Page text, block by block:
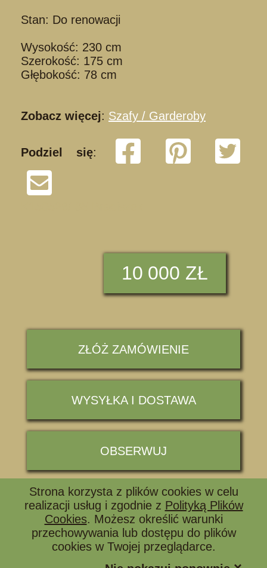
Stan: Do renowacji
Wysokość: 230 cm
Szerokość: 175 cm
Głębokość: 78 cm
Zobacz więcej: Szafy / Garderoby
Podziel się:
10 000 ZŁ
ZŁÓŻ ZAMÓWIENIE
WYSYŁKA I DOSTAWA
OBSERWUJ
📞 ZADZWOŃ I ZAPYTAJ
Strona korzysta z plików cookies w celu
realizacji usług i zgodnie z Polityką Plików
Cookies. Możesz określić warunki
przechowywania lub dostępu do plików
cookies w Twojej przeglądarce.